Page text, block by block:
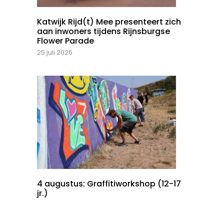
Katwijk Rijd(t) Mee presenteert zich
aan inwoners tijdens Rijnsburgse
Flower Parade
25 juli 2026
4 augustus: Graffitiworkshop (12-17
jr.)